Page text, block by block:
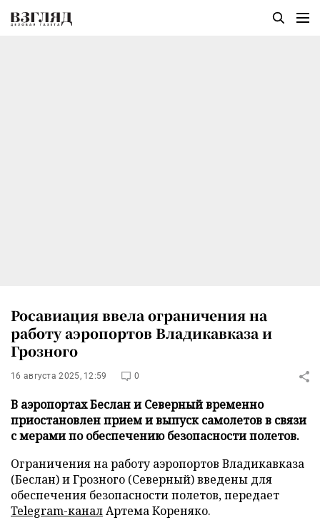
Росавиация ввела ограничения на
работу аэропортов Владикавказа и
Грозного
16 августа 2025, 12:59 0
В аэропортах Беслан и Северный временно
приостановлен прием и выпуск самолетов в связи
с мерами по обеспечению безопасности полетов.
Ограничения на работу аэропортов Владикавказа
(Беслан) и Грозного (Северный) введены для
обеспечения безопасности полетов, передает
Telegram-каналАртема Кореняко.